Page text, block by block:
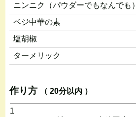
ニンニク（パウダーでもなんでも）
ベジ中華の素
塩胡椒
ターメリック
作り方 （ 20分以内 ）
1